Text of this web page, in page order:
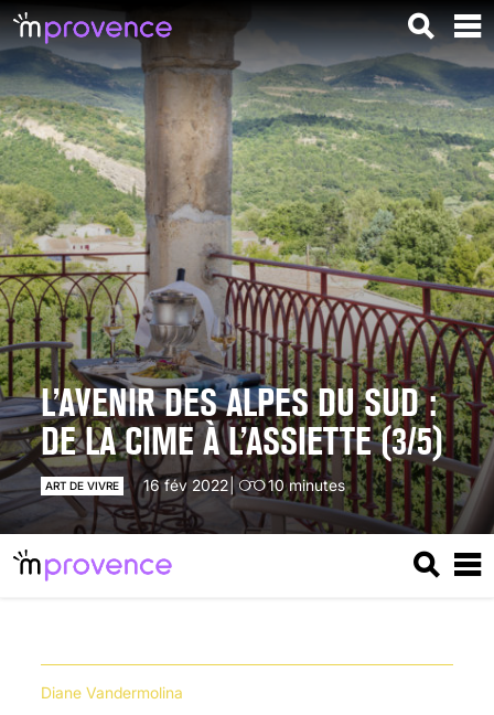
L’AVENIR DES ALPES DU SUD :
DE LA CIME À L’ASSIETTE (3/5)
ART DE VIVRE 16 fév 2022 10 minutes
Diane Vandermolina